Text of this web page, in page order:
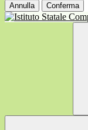
Annulla Conferma